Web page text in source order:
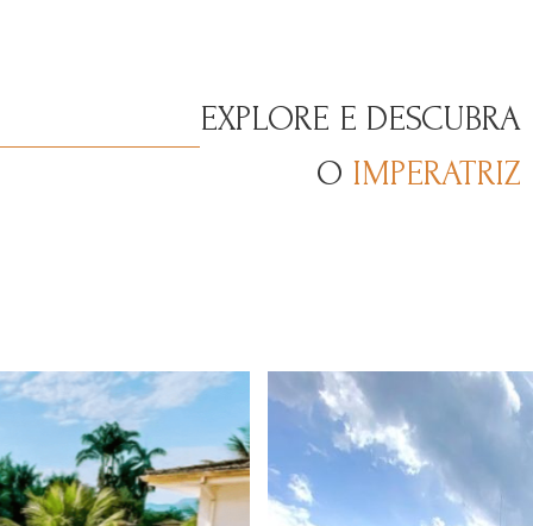
EXPLORE E DESCUBRA
O IMPERATRIZ